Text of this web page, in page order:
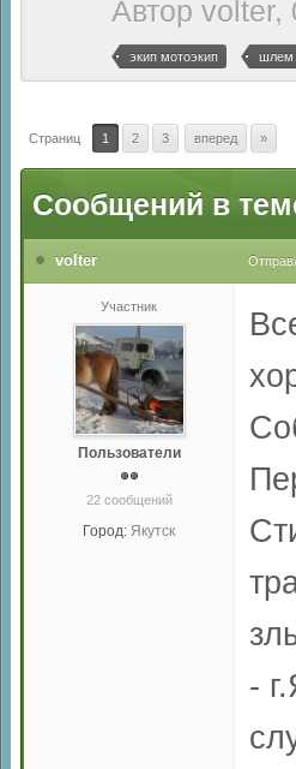
Автор volter,
экип мотоэкип шлем
Страниц 1 2 3 вперед »
Сообщений в
volter
Участник
Пользователи
22 сообщений
Город: Якутск
-